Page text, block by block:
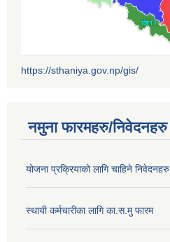
https://sthaniya.gov.np/gis/
नमुना फारमहरु/निवेदनहरु
योजना प्रक्रियाको लागि चाहिने निवेदनहरु
स्थायी कर्मचारीका लागि का.स.मु फारम